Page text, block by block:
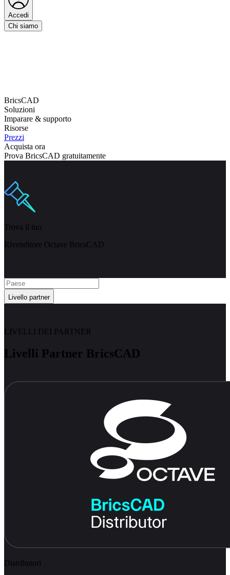
Accedi
Chi siamo
BricsCAD
Soluzioni
Imparare & supporto
Risorse
Prezzi
Acquista ora
Prova BricsCAD gratuitamente
Trova il tuo
Rivenditore Octave BricsCAD
Livello partner
LIVELLI DEI PARTNER
Livelli Partner BricsCAD
Distributori